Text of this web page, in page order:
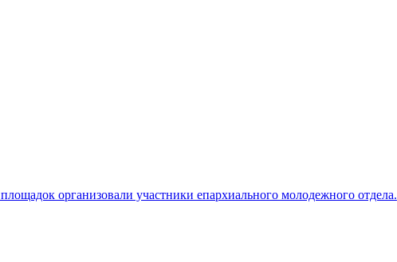
организовали участники епархиального молодежного отдела.